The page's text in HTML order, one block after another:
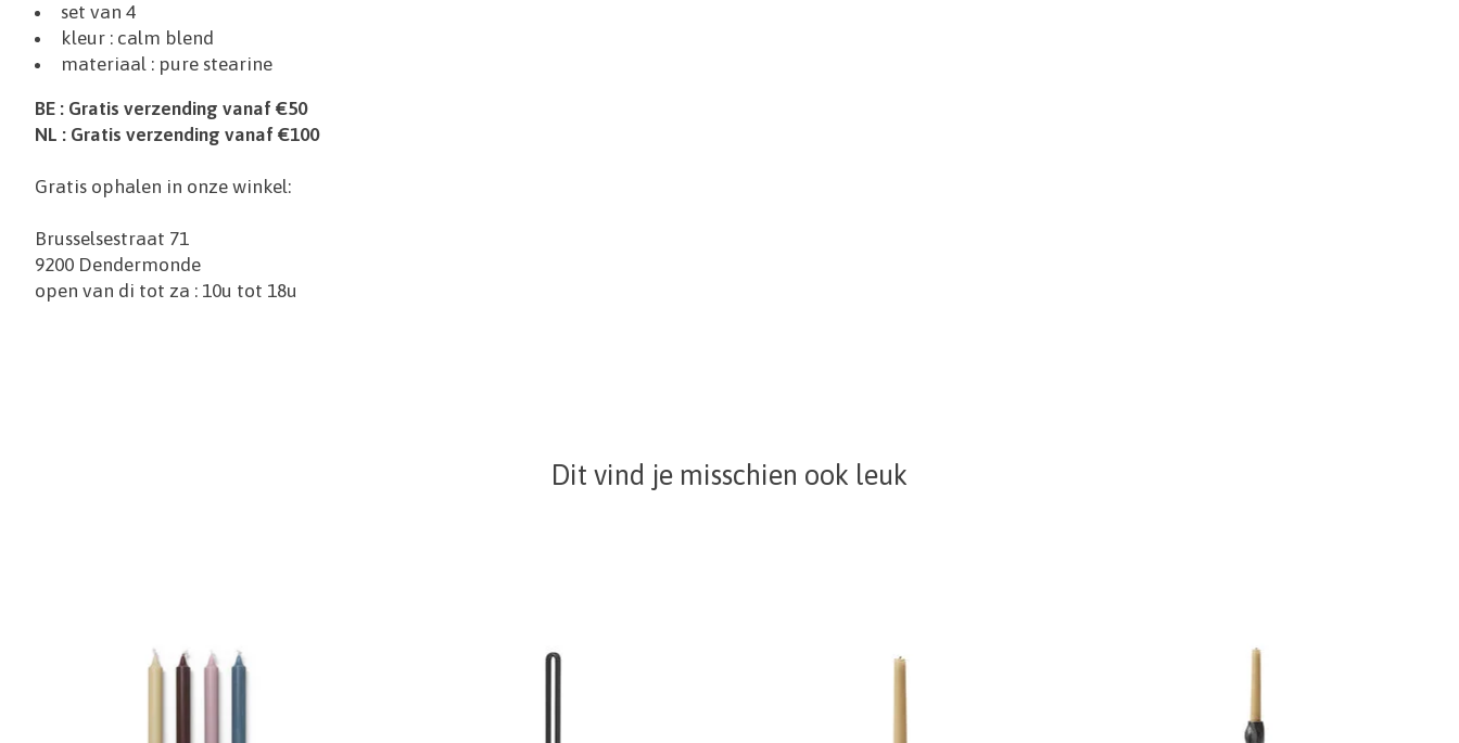
set van 4
kleur : calm blend
materiaal :pure stearine
BE : Gratis verzending vanaf €50
NL : Gratis verzending vanaf €100
Gratis ophalen in onze winkel:
Brusselsestraat 71
9200 Dendermonde
open van di tot za : 10u tot 18u
Dit vind je misschien ook leuk